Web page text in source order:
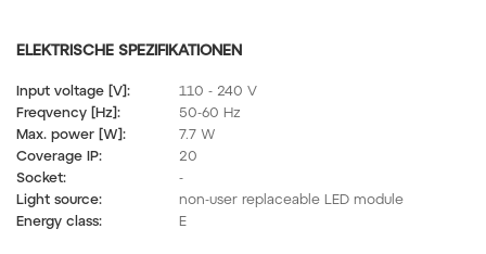
ELEKTRISCHE SPEZIFIKATIONEN
Input voltage [V]:
110 - 240 V
Freqvency [Hz]:
50-60 Hz
Max. power [W]:
7.7 W
Coverage IP:
20
Socket:
-
Light source:
non-user replaceable LED module
Energy class:
E